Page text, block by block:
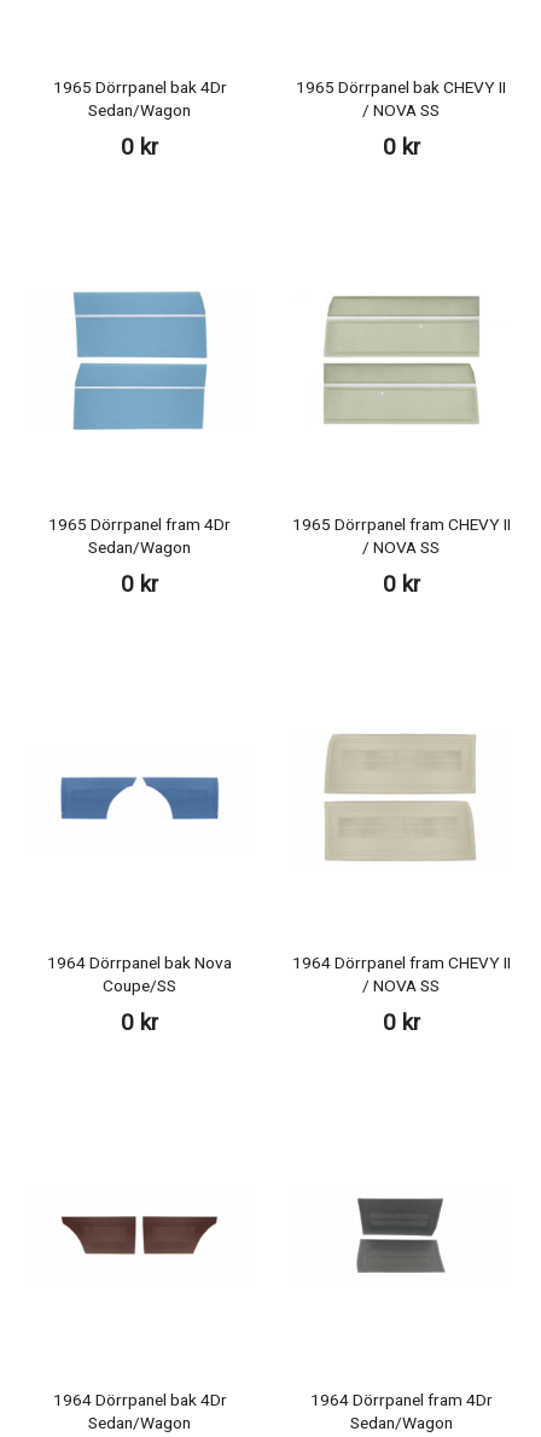
1965 Dörrpanel bak 4Dr
Sedan/Wagon
0 kr
1965 Dörrpanel bak CHEVY II
/ NOVA SS
0 kr
1965 Dörrpanel fram 4Dr
Sedan/Wagon
0 kr
1965 Dörrpanel fram CHEVY II
/ NOVA SS
0 kr
1964 Dörrpanel bak Nova
Coupe/SS
0 kr
1964 Dörrpanel fram CHEVY II
/ NOVA SS
0 kr
1964 Dörrpanel bak 4Dr
Sedan/Wagon
1964 Dörrpanel fram 4Dr
Sedan/Wagon